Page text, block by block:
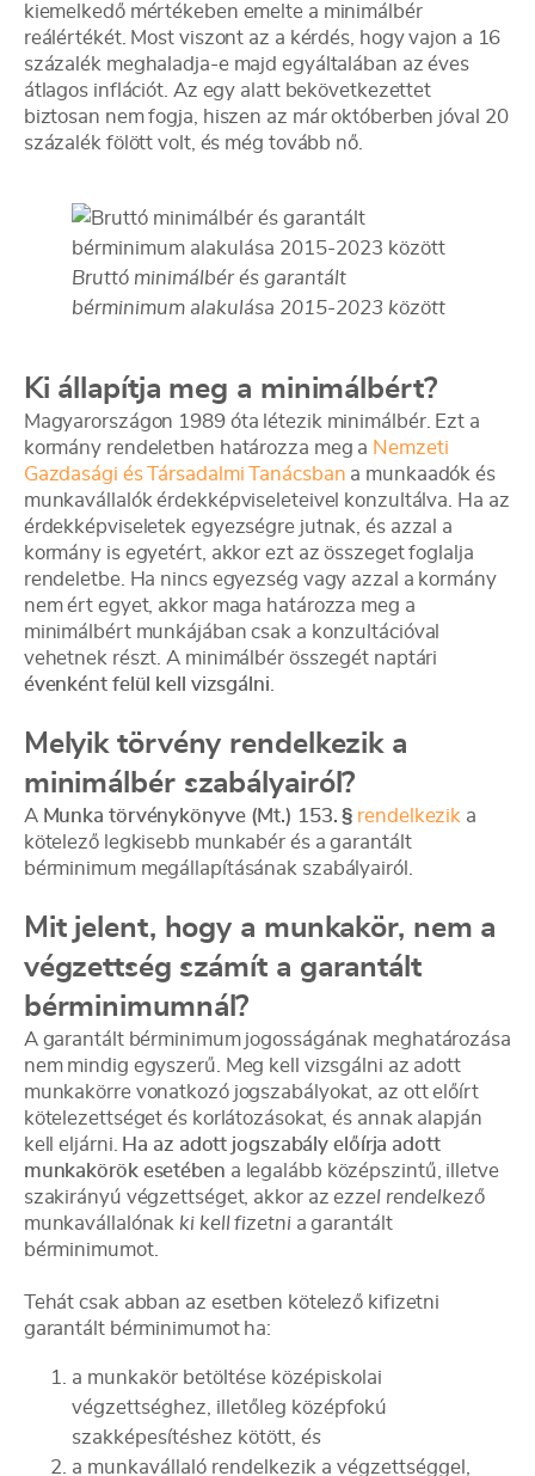
kiemelkedő mértékeben emelte a minimálbér
reálértékét. Most viszont az a kérdés, hogy vajon a 16
százalék meghaladja-e majd egyáltalában az éves
átlagos inflációt. Az egy alatt bekövetkezettet
biztosan nem fogja, hiszen az már októberben jóval 20
százalék fölött volt, és még tovább nő.
Bruttó minimálbér és garantált
bérminimum alakulása 2015-2023 között
Ki állapítja meg a minimálbért?
Magyarországon 1989 óta létezik minimálbér. Ezt a
kormány rendeletben határozza meg a Nemzeti
Gazdasági és Társadalmi Tanácsban a munkaadók és
munkavállalók érdekképviseleteivel konzultálva. Ha az
érdekképviseletek egyezségre jutnak, és azzal a
kormány is egyetért, akkor ezt az összeget foglalja
rendeletbe. Ha nincs egyezség vagy azzal a kormány
nem ért egyet, akkor maga határozza meg a
minimálbért munkájában csak a konzultációval
vehetnek részt. A minimálbér összegét naptári
évenként felül kell vizsgálni
Melyik törvény rendelkezik a
minimálbér szabályairól?
A Munka törvénykönyve (Mt.) 153. § rendelkezik a
kötelező legkisebb munkabér és a garantált
bérminimum megállapításának szabályairól.
Mit jelent, hogy a munkakör, nem a
végzettség számít a garantált
bérminimumnál?
A garantált bérminimum jogosságának meghatározása
nem mindig egyszerű. Meg kell vizsgálni az adott
munkakörre vonatkozó jogszabályokat, az ott előírt
kötelezettséget és korlátozásokat, és annak alapján
kell eljárni.
Ha az adott jogszabály előírja adott
munkakörök esetében a legalább középszintű, illetve
szakirányú végzettséget, akkor azezzel rendelkező
munkavállalónak ki kell fizetnia garantált
bérminimumot.
Tehát csak abban az esetben kötelező kifizetni
garantált bérminimumot ha:
a munkakör betöltése középiskolai
végzettséghez, illetőleg középfokú
szakképesítéshez kötött, és
a munkavállaló rendelkezik a végzettséggel,